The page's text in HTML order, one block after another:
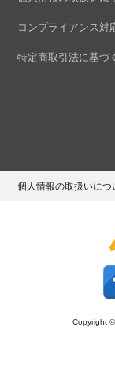
コンプライアンス対
特定商取引法に基づ
個人情報の取扱いにつ
Copyright